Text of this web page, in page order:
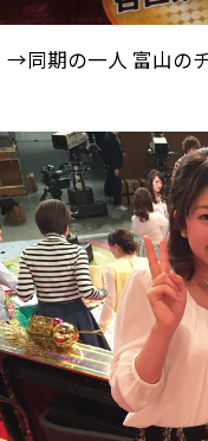
→同期の一人 富山の